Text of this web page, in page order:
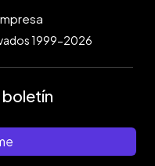
1999-2026
boletín